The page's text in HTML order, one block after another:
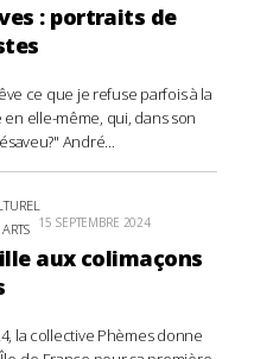
: portraits de
ce que je refuse parfois à la
elle-même, qui, dans son
André...
15 SEPTEMBRE 2024
aux colimaçons
la collective Phèmes donne